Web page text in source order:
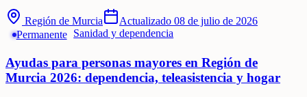
Región de Murcia Actualizado 08 de julio de 2026
Permanente
Sanidad y dependencia
Ayudas para personas mayores en Región de
Murcia 2026: dependencia, teleasistencia y hogar